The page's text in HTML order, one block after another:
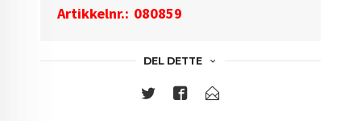
Artikkelnr.: 080859
DEL DETTE